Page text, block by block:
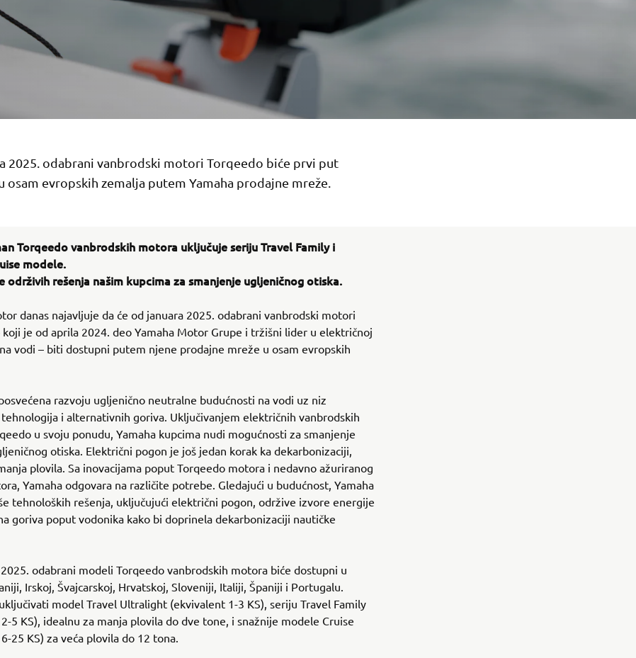
2025. odabrani vanbrodski motori Torqeedo biće prvi put
osam evropskih zemalja putem Yamaha prodajne mreže.
Torqeedo vanbrodskih motora uključuje seriju Travel Family i
modele.
rešenja našim kupcima za smanjenje ugljeničnog otiska.
danas najavljuje da će od januara 2025. odabrani vanbrodski motori
koji je od aprila 2024. deo Yamaha Motor Grupe i tržišni lider u električnoj
vodi – biti dostupni putem njene prodajne mreže u osam evropskih
razvoju ugljenično neutralne budućnosti na vodi uz niz
i alternativnih goriva. Uključivanjem električnih vanbrodskih
u svoju ponudu, Yamaha kupcima nudi mogućnosti za smanjenje
otiska. Električni pogon je još jedan korak ka dekarbonizaciji,
plovila. Sa inovacijama poput Torqeedo motora i nedavno ažuriranog
Yamaha odgovara na različite potrebe. Gledajući u budućnost, Yamaha
tehnoloških rešenja, uključujući električni pogon, održive izvore energije
goriva poput vodonika kako bi doprinela dekarbonizaciji nautičke
odabrani modeli Torqeedo vanbrodskih motora biće dostupni u
Irskoj, Švajcarskoj, Hrvatskoj, Sloveniji, Italiji, Španiji i Portugalu.
model Travel Ultralight (ekvivalent 1-3 KS), seriju Travel Family
5 KS), idealnu za manja plovila do dve tone, i snažnije modele Cruise
25 KS) za veća plovila do 12 tona.